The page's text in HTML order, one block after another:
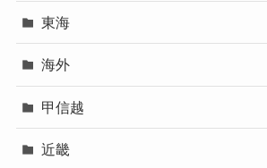
東海
海外
甲信越
近畿